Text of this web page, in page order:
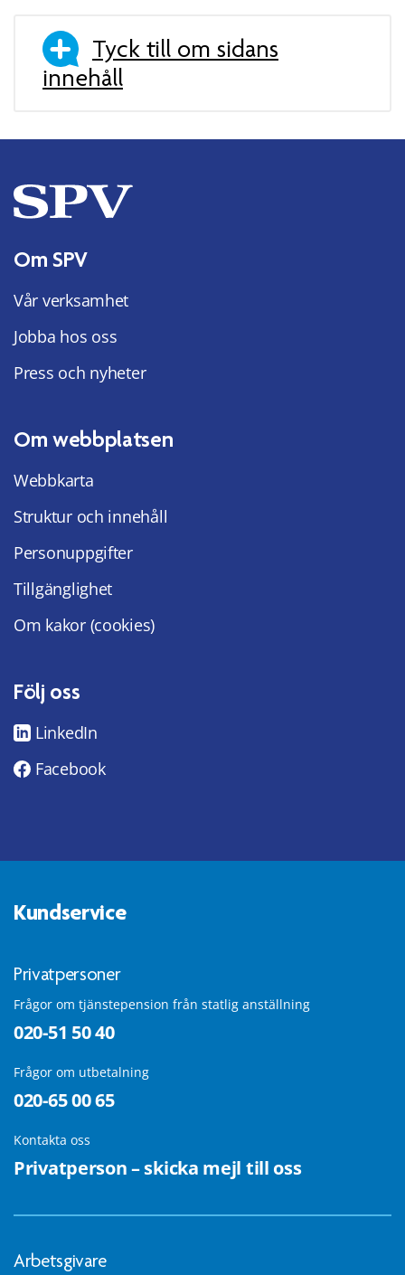
Tyck till om sidans
innehåll
Om SPV
Vår verksamhet
Jobba hos oss
Press och nyheter
Om webbplatsen
Webbkarta
Struktur och innehåll
Personuppgifter
Tillgänglighet
Om kakor (cookies)
Följ oss
LinkedIn
Facebook
Kundservice
Privatpersoner
Frågor om tjänstepension från statlig anställning
020-51 50 40
Frågor om utbetalning
020-65 00 65
Kontakta oss
Privatperson – skicka mejl till oss
Arbetsgivare